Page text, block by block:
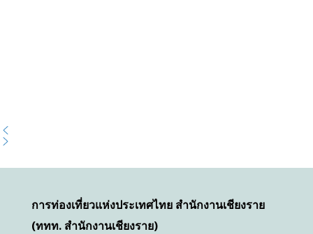
การท่องเที่ยวแห่งประเทศไทย สำนักงานเชียงราย
(ททท. สำนักงานเชียงราย)